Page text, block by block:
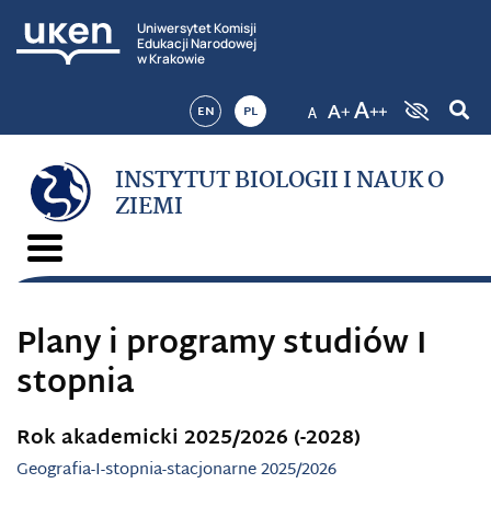
Uniwersytet Komisji
Edukacji Narodowej
w Krakowie
EN PL
INSTYTUT BIOLOGII I NAUK O
ZIEMI
Plany i programy studiów I
stopnia
Rok akademicki 2025/2026 (-2028)
Geografia-I-stopnia-stacjonarne 2025/2026